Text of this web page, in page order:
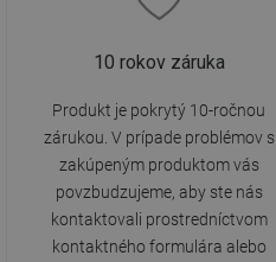
10 rokov záruka
Produkt je pokrytý 10-ročnou
zárukou. V prípade problémov s
zakúpeným produktom vás
povzbudzujeme, aby ste nás
kontaktovali prostredníctvom
kontaktného formulára alebo